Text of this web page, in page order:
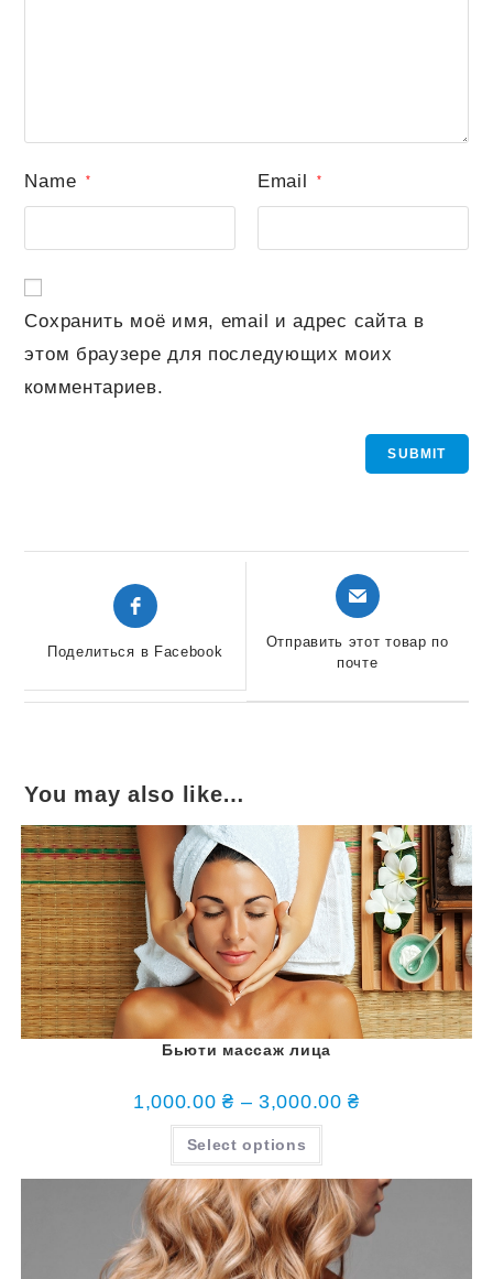
Name * Email *
Сохранить моё имя, email и адрес сайта в
этом браузере для последующих моих
комментариев.
Открывается
в
Поделиться в Facebook
Открывается
в
Отправить этот товар по
почте
You may also like…
Бьюти массаж лица
1,000.00₴ –3,000.00₴
Select options